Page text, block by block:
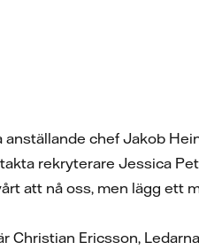
chef Jakob
rekryterare Jessica
att nå oss, men lägg ett
Christian Ericsson,